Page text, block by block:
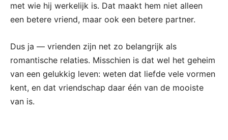
met wie hij werkelijk is. Dat maakt hem niet alleen
een betere vriend, maar ook een betere partner.
Dus ja — vrienden zijn net zo belangrijk als
romantische relaties. Misschien is dat wel het geheim
van een gelukkig leven: weten dat liefde vele vormen
kent, en dat vriendschap daar één van de mooiste
van is.